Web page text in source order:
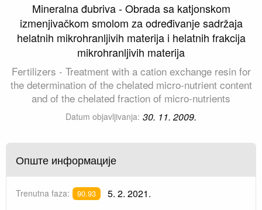
Mineralna đubriva - Obrada sa katjonskom
izmenjivačkom smolom za određivanje sadržaja
helatnih mikrohranljivih materija i helatnih frakcija
mikrohranljivih materija
Fertilizers - Treatment with a cation exchange resin for
the determination of the chelated micro-nutrient content
and of the chelated fraction of micro-nutrients
Datum objavljivanja: 30. 11. 2009.
Опште информације
Trenutna faza: 90.93 5. 2. 2021.